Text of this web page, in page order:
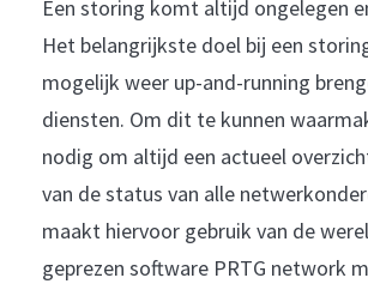
Een storing komt altijd ongelegen
Het belangrijkste doel bij een
mogelijk weer up-and-running
diensten. Om dit te kunnen
nodig om altijd een actueel
van de status van alle
maakt hiervoor gebruik van de
geprezen software PRTG network